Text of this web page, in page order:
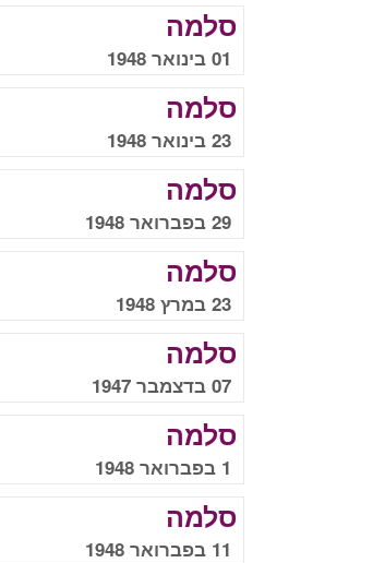
סלמה
01 בינואר 1948
סלמה
23 בינואר 1948
סלמה
29 בפברואר 1948
סלמה
23 במרץ 1948
סלמה
07 בדצמבר 1947
סלמה
1 בפברואר 1948
סלמה
11 בפברואר 1948